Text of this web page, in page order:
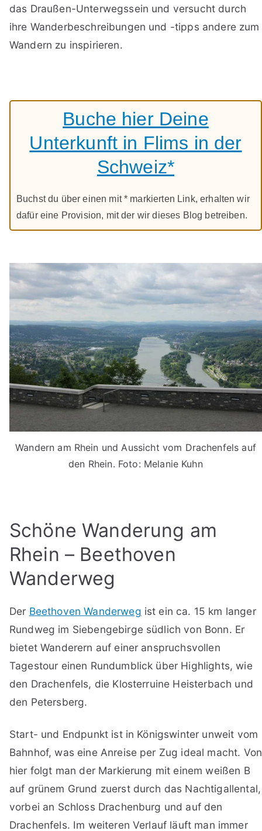
das Draußen-Unterwegssein und versucht durch
ihre Wanderbeschreibungen und -tipps andere zum
Wandern zu inspirieren.
Buche hier Deine
Unterkunft in Flims in der
Schweiz*
Buchst du über einen mit * markierten Link, erhalten wir
dafür eine Provision, mit der wir dieses Blog betreiben.
Wandern am Rhein und Aussicht vom Drachenfels auf
den Rhein. Foto: Melanie Kuhn
Schöne Wanderung am
Rhein – Beethoven
Wanderweg
Der Beethoven Wanderweg ist ein ca. 15 km langer
Rundweg im Siebengebirge südlich von Bonn. Er
bietet Wanderern auf einer anspruchsvollen
Tagestour einen Rundumblick über Highlights, wie
den Drachenfels, die Klosterruine Heisterbach und
den Petersberg.
Start- und Endpunkt ist in Königswinter unweit vom
Bahnhof, was eine Anreise per Zug ideal macht. Von
hier folgt man der Markierung mit einem weißen B
auf grünem Grund zuerst durch das Nachtigallental,
vorbei an Schloss Drachenburg und auf den
Drachenfels. Im weiteren Verlauf läuft man immer